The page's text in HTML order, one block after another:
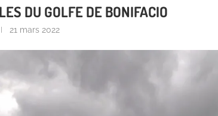
DU GOLFE DE BONIFACIO
21 mars 2022